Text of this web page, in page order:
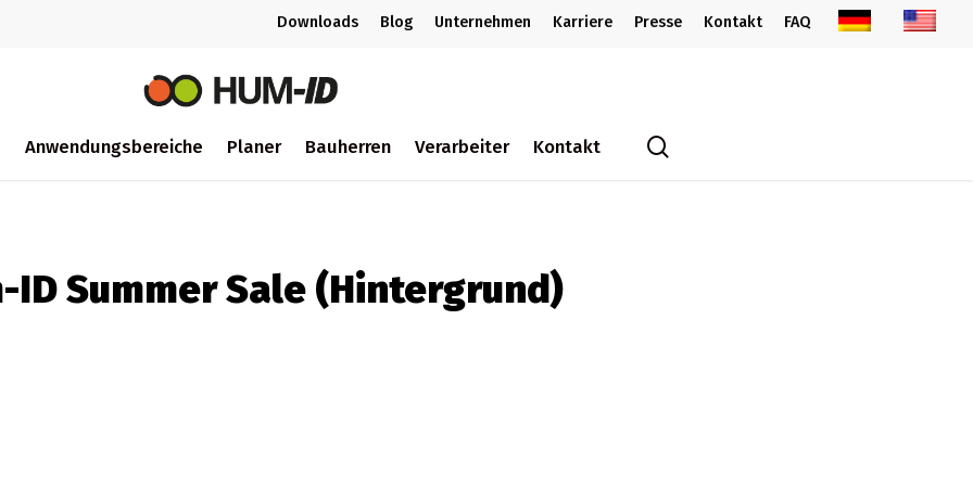
Downloads Blog Unternehmen Karriere Presse Kontakt FAQ
Anwendungsbereiche Planer Bauherren Verarbeiter Kontakt
ID Summer Sale (Hintergrund)